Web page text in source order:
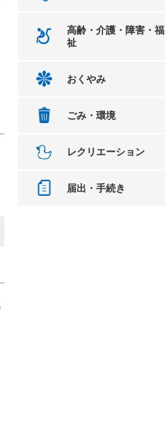
高齢・介護・障害・福
祉
おくやみ
ごみ・環境
レクリエーション
届出・手続き